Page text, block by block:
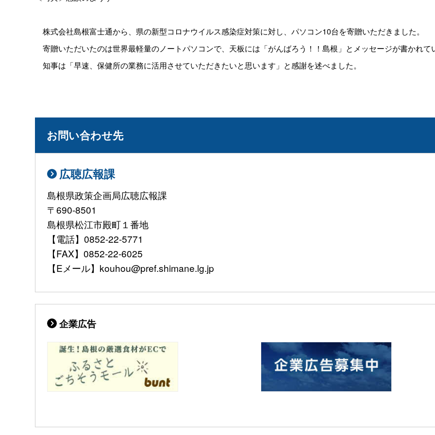
株式会社島根富士通から、県の新型コロナウイルス感染症対策に対し、パソコン10台を寄贈いただきました。
寄贈いただいたのは世界最軽量のノートパソコンで、天板には「がんばろう！！島根」とメッセージが書かれて
知事は「早速、保健所の業務に活用させていただきたいと思います」と感謝を述べました。
お問い合わせ先
広聴広報課
島根県政策企画局広聴広報課
〒690-8501
島根県松江市殿町１番地
【電話】0852-22-5771
【FAX】0852-22-6025
【Eメール】kouhou@pref.shimane.lg.jp
企業広告